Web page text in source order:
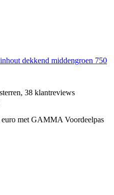
dekkend middengroen 750
38 klantreviews
met GAMMA Voordeelpas